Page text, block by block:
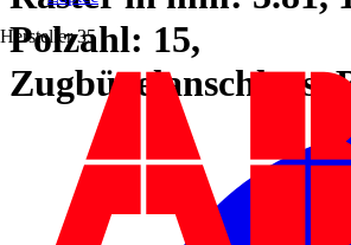
Hersteller 35
Polzahl: 15,
Zugbügelanschluss,